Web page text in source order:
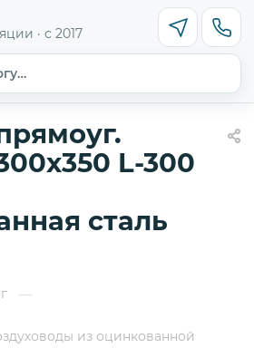
· с 2017
L-300
сталь
—
из оцинкованной